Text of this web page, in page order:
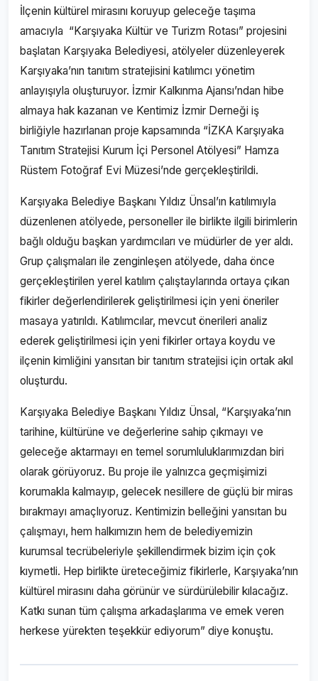
İlçenin kültürel mirasını koruyup geleceğe taşıma
amacıyla “Karşıyaka Kültür ve Turizm Rotası” projesini
başlatan Karşıyaka Belediyesi, atölyeler düzenleyerek
Karşıyaka’nın tanıtım stratejisini katılımcı yönetim
anlayışıyla oluşturuyor. İzmir Kalkınma Ajansı’ndan hibe
almaya hak kazanan ve Kentimiz İzmir Derneği iş
birliğiyle hazırlanan proje kapsamında “İZKA Karşıyaka
Tanıtım Stratejisi Kurum İçi Personel Atölyesi” Hamza
Rüstem Fotoğraf Evi Müzesi’nde gerçekleştirildi.
Karşıyaka Belediye Başkanı Yıldız Ünsal’ın katılımıyla
düzenlenen atölyede, personeller ile birlikte ilgili birimlerin
bağlı olduğu başkan yardımcıları ve müdürler de yer aldı.
Grup çalışmaları ile zenginleşen atölyede, daha önce
gerçekleştirilen yerel katılım çalıştaylarında ortaya çıkan
fikirler değerlendirilerek geliştirilmesi için yeni öneriler
masaya yatırıldı. Katılımcılar, mevcut önerileri analiz
ederek geliştirilmesi için yeni fikirler ortaya koydu ve
ilçenin kimliğini yansıtan bir tanıtım stratejisi için ortak akıl
oluşturdu.
Karşıyaka Belediye Başkanı Yıldız Ünsal, “Karşıyaka’nın
tarihine, kültürüne ve değerlerine sahip çıkmayı ve
geleceğe aktarmayı en temel sorumluluklarımızdan biri
olarak görüyoruz. Bu proje ile yalnızca geçmişimizi
korumakla kalmayıp, gelecek nesillere de güçlü bir miras
bırakmayı amaçlıyoruz. Kentimizin belleğini yansıtan bu
çalışmayı, hem halkımızın hem de belediyemizin
kurumsal tecrübeleriyle şekillendirmek bizim için çok
kıymetli. Hep birlikte üreteceğimiz fikirlerle, Karşıyaka’nın
kültürel mirasını daha görünür ve sürdürülebilir kılacağız.
Katkı sunan tüm çalışma arkadaşlarıma ve emek veren
herkese yürekten teşekkür ediyorum” diye konuştu.